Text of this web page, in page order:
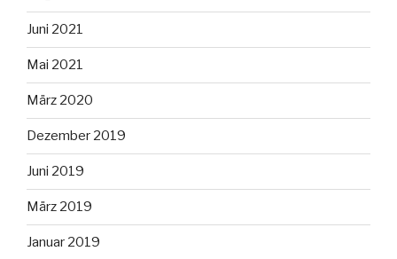
Juni 2021
Mai 2021
März 2020
Dezember 2019
Juni 2019
März 2019
Januar 2019